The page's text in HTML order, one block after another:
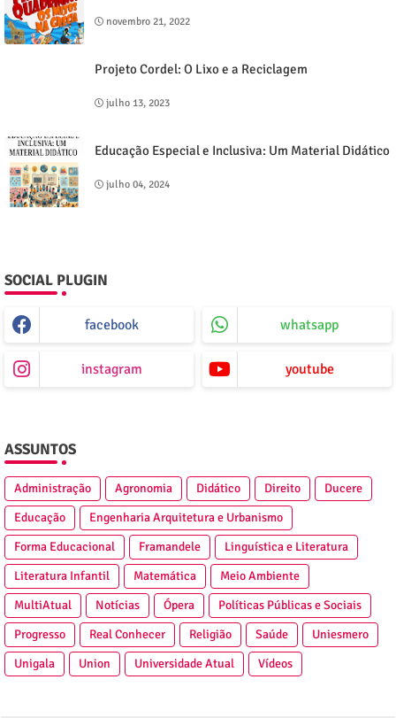
novembro 21, 2022
Projeto Cordel: O Lixo e a Reciclagem
julho 13, 2023
Educação Especial e Inclusiva: Um Material Didático
julho 04, 2024
SOCIAL PLUGIN
facebook whatsapp
instagram youtube
ASSUNTOS
Administração Agronomia Didático Direito
Ducere
Educação
Engenharia Arquitetura e Urbanismo
Forma Educacional
Framandele
Linguística e Literatura
Literatura Infantil
Matemática
Meio Ambiente
MultiAtual
Notícias Ópera
Políticas Públicas e Sociais
Progresso
Real Conhecer Religião Saúde
Uniesmero
Unigala
Union Universidade Atual Vídeos